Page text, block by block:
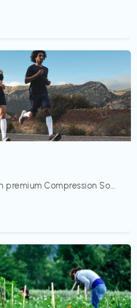
Compression So...